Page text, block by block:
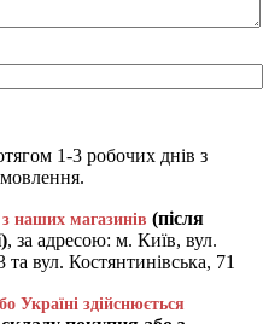
1-3 робочих днів з
наших магазинів (після
, за адресою: м. Київ, вул.
вул. Костянтинівська, 71
Україні здійснюється